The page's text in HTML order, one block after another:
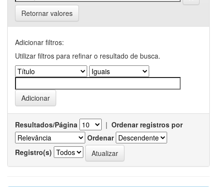
Retornar valores
Adicionar filtros:
Utilizar filtros para refinar o resultado de busca.
Resultados/Página | Ordenar registros por
Ordenar
Registro(s)